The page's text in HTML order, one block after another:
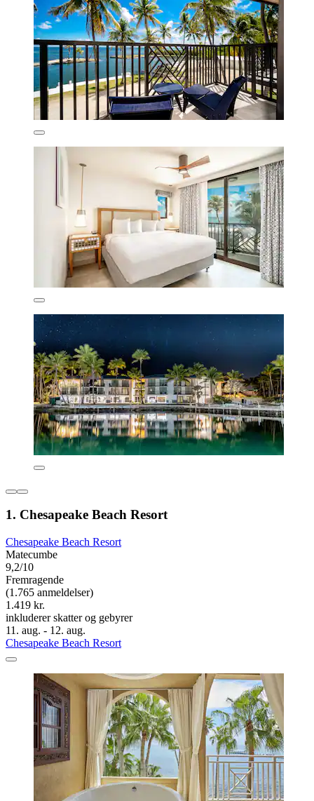
1. Chesapeake Beach Resort
Chesapeake Beach Resort
Matecumbe
9,2/10
Fremragende
(1.765 anmeldelser)
1.419 kr.
inkluderer skatter og gebyrer
11. aug. - 12. aug.
Chesapeake Beach Resort